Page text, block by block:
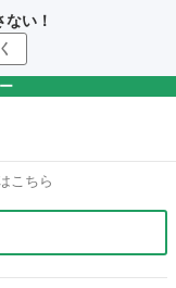
い！
こちら